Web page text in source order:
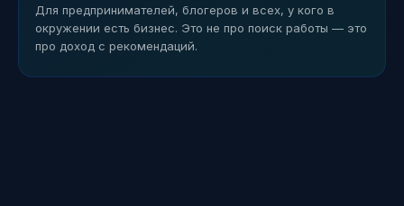
Для предпринимателей, блогеров и всех, у кого в
окружении есть бизнес. Это не про поиск работы — это
про доход с рекомендаций.